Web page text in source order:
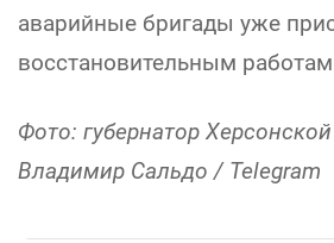
аварийные бригады уже
восстановительным
Фото: губернатор
Владимир Сальдо / Telegram